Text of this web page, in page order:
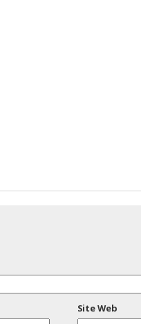
Site Web